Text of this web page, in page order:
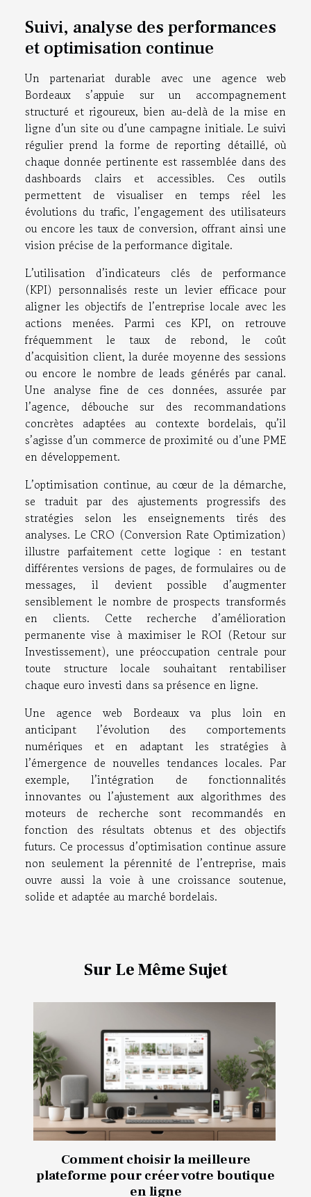
Suivi, analyse des performances
et optimisation continue
Un partenariat durable avec une agence web
Bordeaux s’appuie sur un accompagnement
structuré et rigoureux, bien au-delà de la mise en
ligne d’un site ou d’une campagne initiale. Le suivi
régulier prend la forme de reporting détaillé, où
chaque donnée pertinente est rassemblée dans des
dashboards clairs et accessibles. Ces outils
permettent de visualiser en temps réel les
évolutions du trafic, l’engagement des utilisateurs
ou encore les taux de conversion, offrant ainsi une
vision précise de la performance digitale.
L’utilisation d’indicateurs clés de performance
(KPI) personnalisés reste un levier efficace pour
aligner les objectifs de l’entreprise locale avec les
actions menées. Parmi ces KPI, on retrouve
fréquemment le taux de rebond, le coût
d’acquisition client, la durée moyenne des sessions
ou encore le nombre de leads générés par canal.
Une analyse fine de ces données, assurée par
l’agence, débouche sur des recommandations
concrètes adaptées au contexte bordelais, qu’il
s’agisse d’un commerce de proximité ou d’une PME
en développement.
L’optimisation continue, au cœur de la démarche,
se traduit par des ajustements progressifs des
stratégies selon les enseignements tirés des
analyses. Le CRO (Conversion Rate Optimization)
illustre parfaitement cette logique : en testant
différentes versions de pages, de formulaires ou de
messages, il devient possible d’augmenter
sensiblement le nombre de prospects transformés
en clients. Cette recherche d’amélioration
permanente vise à maximiser le ROI (Retour sur
Investissement), une préoccupation centrale pour
toute structure locale souhaitant rentabiliser
chaque euro investi dans sa présence en ligne.
Une agence web Bordeaux va plus loin en
anticipant l’évolution des comportements
numériques et en adaptant les stratégies à
l’émergence de nouvelles tendances locales. Par
exemple, l’intégration de fonctionnalités
innovantes ou l’ajustement aux algorithmes des
moteurs de recherche sont recommandés en
fonction des résultats obtenus et des objectifs
futurs. Ce processus d’optimisation continue assure
non seulement la pérennité de l’entreprise, mais
ouvre aussi la voie à une croissance soutenue,
solide et adaptée au marché bordelais.
Sur Le Même Sujet
Comment choisir la meilleure
plateforme pour créer votre boutique
en ligne